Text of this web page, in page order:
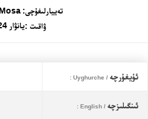
تەييارلىغۇچى:
ۋاقىت :يانۋار 24, 2026
ئۇيغۇرچە / Uyghurche :
ئىنگىلىزچە / English :